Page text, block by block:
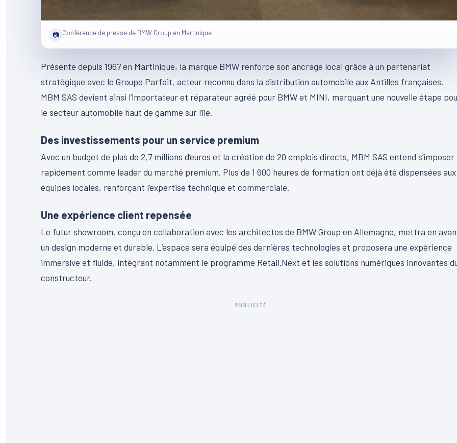
📷 Conférence de presse de BMW Group en Martinique
Présente depuis 1967 en Martinique, la marque BMW renforce son ancrage local grâce à un partenariat
stratégique avec le Groupe Parfait, acteur reconnu dans la distribution automobile aux Antilles françaises.
MBM SAS devient ainsi l’importateur et réparateur agréé pour BMW et MINI, marquant une nouvelle étape
le secteur automobile haut de gamme sur l’île.
Des investissements pour un service premium
Avec un budget de plus de 2,7 millions d’euros et la création de 20 emplois directs, MBM SAS entend s’imposer
rapidement comme leader du marché premium. Plus de 1 600 heures de formation ont déjà été dispensées aux
équipes locales, renforçant l’expertise technique et commerciale.
Une expérience client repensée
Le futur showroom, conçu en collaboration avec les architectes de BMW Group en Allemagne, mettra en
un design moderne et durable. L’espace sera équipé des dernières technologies et proposera une expérience
immersive et fluide, intégrant notamment le programme Retail.Next et les solutions numériques innovantes
constructeur.
PUBLICITÉ